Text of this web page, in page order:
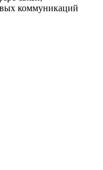
коммуникаций